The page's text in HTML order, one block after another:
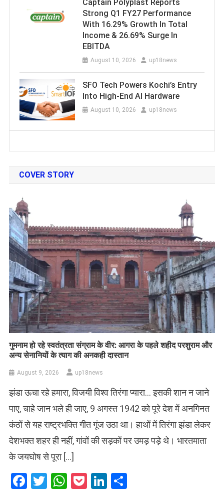
Captain Polyplast Reports
Strong Q1 FY27 Performance
With 16.29% Growth In Total
Income & 26.69% Surge In
EBITDA
August 10, 2026 up18news
SFO Tech Powers Kochi’s Entry
Into High-End AI Hardware
August 10, 2026 up18news
COVER STORY
गुमनाम हो रहे स्वतंत्रता संग्राम के वीर: आगरा के पहले शहीद परशुराम और
अन्य सेनानियों के त्याग की अनकही दास्तान
August 9, 2026 up18news
झंडा ऊचा रहे हमारा, विजयी विश्व तिरंगा प्यारा… इसकी शान न जाने
पाए, चाहे जान भले ही जाए, 9 अगस्त 1942 को पूरे देश में अनगिनत
कंठों से यह राष्ट्रभक्ति गीत गूंज उठा था। हाथों में तिरंगा झंडा लेकर
देशभक्त शहर ही नहीं, गांवों की सड़कों पर उमड़ पड़े थे। भारतमाता
के जयघोष से पूरा […]
Facebook
Twitter
WhatsApp
PocketLinkedIn